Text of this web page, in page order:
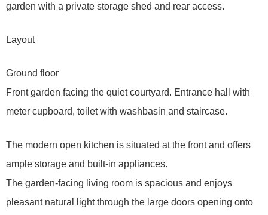
garden with a private storage shed and rear access.
Layout
Ground floor
Front garden facing the quiet courtyard. Entrance hall with
meter cupboard, toilet with washbasin and staircase.
The modern open kitchen is situated at the front and offers
ample storage and built-in appliances.
The garden-facing living room is spacious and enjoys
pleasant natural light through the large doors opening onto